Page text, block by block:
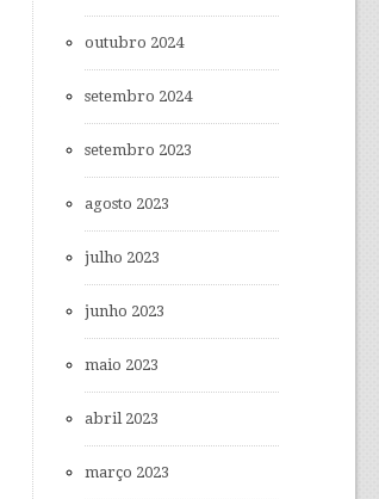
outubro 2024
setembro 2024
setembro 2023
agosto 2023
julho 2023
junho 2023
maio 2023
abril 2023
março 2023